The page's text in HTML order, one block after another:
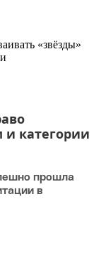
и категории
прошла
в